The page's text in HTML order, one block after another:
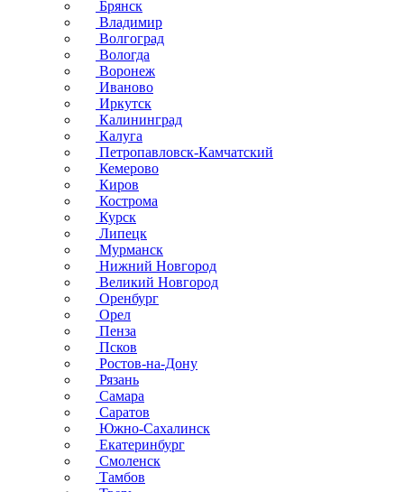
Брянск
Владимир
Волгоград
Вологда
Воронеж
Иваново
Иркутск
Калининград
Калуга
Петропавловск-Камчатский
Кемерово
Киров
Кострома
Курск
Липецк
Мурманск
Нижний Новгород
Великий Новгород
Оренбург
Орел
Пенза
Псков
Ростов-на-Дону
Рязань
Самара
Саратов
Южно-Сахалинск
Екатеринбург
Смоленск
Тамбов